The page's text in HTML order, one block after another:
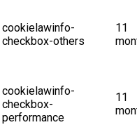
cookielawinfo-
checkbox-others
11
cookielawinfo-
checkbox-
performance
11